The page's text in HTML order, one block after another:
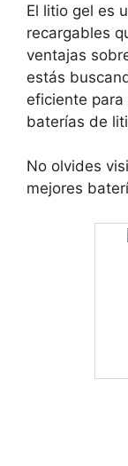
El litio gel es
recargables
ventajas
estás
eficiente
baterías de
No olvides
mejores